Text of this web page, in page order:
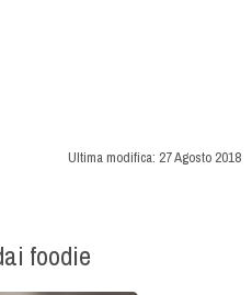
Ultima modifica: 27 Agosto 2018
foodie